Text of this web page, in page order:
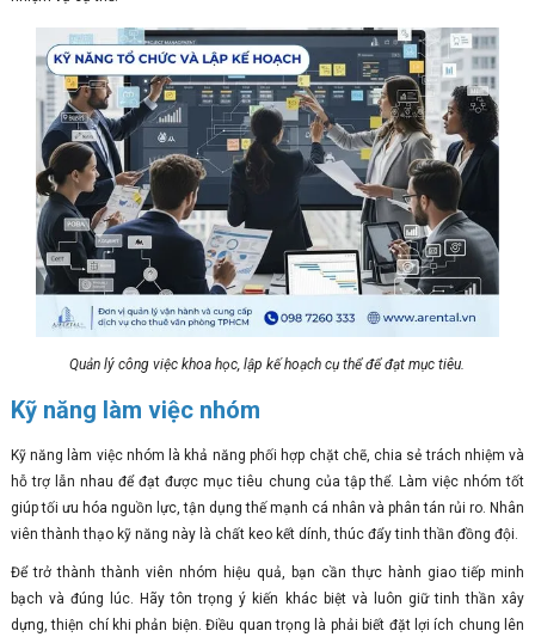
Quản lý công việc khoa học, lập kế hoạch cụ thể để đạt mục tiêu.
Kỹ năng làm việc nhóm
Kỹ năng làm việc nhóm là khả năng phối hợp chặt chẽ, chia sẻ trách nhiệm và
hỗ trợ lẫn nhau để đạt được mục tiêu chung của tập thể. Làm việc nhóm tốt
giúp tối ưu hóa nguồn lực, tận dụng thế mạnh cá nhân và phân tán rủi ro. Nhân
viên thành thạo kỹ năng này là chất keo kết dính, thúc đẩy tinh thần đồng đội.
Để trở thành thành viên nhóm hiệu quả, bạn cần thực hành giao tiếp minh
bạch và đúng lúc. Hãy tôn trọng ý kiến khác biệt và luôn giữ tinh thần xây
dựng, thiện chí khi phản biện. Điều quan trọng là phải biết đặt lợi ích chung lên